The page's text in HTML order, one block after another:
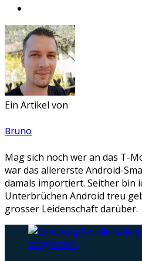
Ein Artikel von
Bruno
Mag sich noch wer an das T-
war das allererste Android-
damals importiert. Seither bin
Unterbrüchen Android treu
grosser Leidenschaft darüber.